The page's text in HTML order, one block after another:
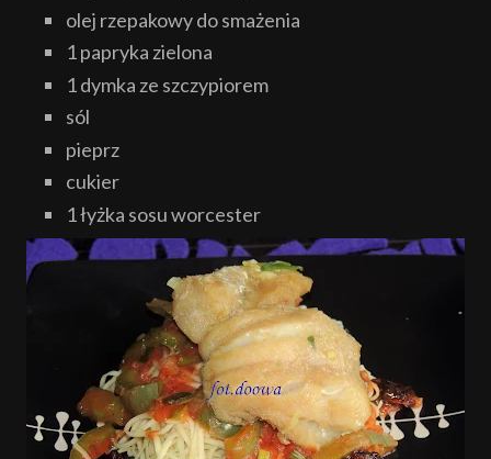
olej rzepakowy do smażenia
1 papryka zielona
1 dymka ze szczypiorem
sól
pieprz
cukier
1 łyżka sosu worcester